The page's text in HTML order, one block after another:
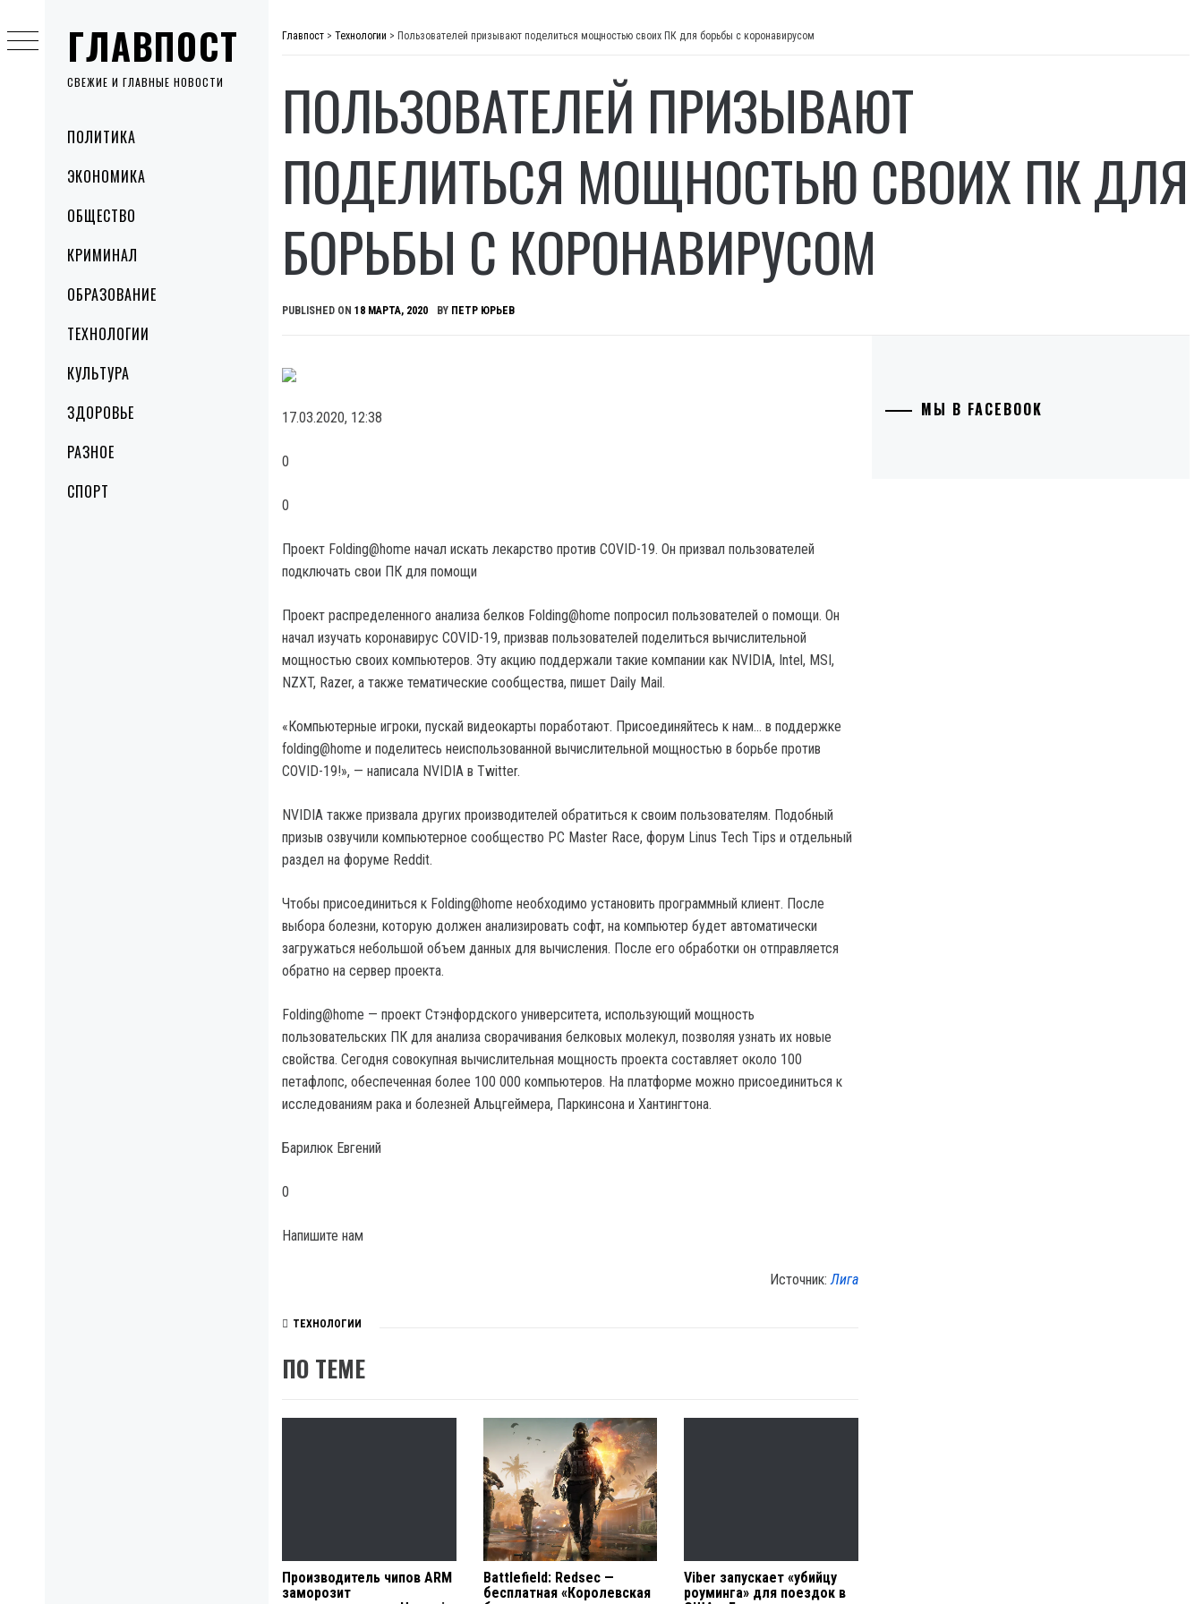
ГЛАВПОСТ
СВЕЖИЕ И ГЛАВНЫЕ НОВОСТИ
MenuПОЛИТИКА
ЭКОНОМИКА
ОБЩЕСТВО
КРИМИНАЛ
ОБРАЗОВАНИЕ
ТЕХНОЛОГИИ
КУЛЬТУРА
ЗДОРОВЬЕ
РАЗНОЕ
СПОРТ
to
content
Главпост > Технологии > Пользователей призывают поделиться мощностью своих ПК для борьбы с коронавирусом
ПОЛЬЗОВАТЕЛЕЙ ПРИЗЫВАЮТ
ПОДЕЛИТЬСЯ МОЩНОСТЬЮ СВОИХ ПК ДЛЯ
БОРЬБЫ С КОРОНАВИРУСОМ
PUBLISHED ON 18 МАРТА, 2020 BY ПЕТР ЮРЬЕВ
17.03.2020, 12:38
0
0
Проект Folding@home начал искать лекарство против COVID-19. Он призвал пользователей
подключать свои ПК для помощи
Проект распределенного анализа белков Folding@home попросил пользователей о помощи. Он
начал изучать коронавирус COVID-19, призвав пользователей поделиться вычислительной
мощностью своих компьютеров. Эту акцию поддержали такие компании как NVIDIA, Intel, MSI,
NZXT, Razer, а также тематические сообщества, пишет Daily Mail.
«Компьютерные игроки, пускай видеокарты поработают. Присоединяйтесь к нам… в поддержке
folding@home и поделитесь неиспользованной вычислительной мощностью в борьбе против
COVID-19!», — написала NVIDIA в Twitter.
NVIDIA также призвала других производителей обратиться к своим пользователям. Подобный
призыв озвучили компьютерное сообщество PC Mаster Race, форум Linus Tech Tips и отдельный
раздел на форуме Reddit.
Чтобы присоединиться к Folding@home необходимо установить программный клиент. После
выбора болезни, которую должен анализировать софт, на компьютер будет автоматически
загружаться небольшой объем данных для вычисления. После его обработки он отправляется
обратно на сервер проекта.
Folding@home — проект Стэнфордского университета, использующий мощность
пользовательских ПК для анализа сворачивания белковых молекул, позволяя узнать их новые
свойства. Сегодня совокупная вычислительная мощность проекта составляет около 100
петафлопс, обеспеченная более 100 000 компьютеров. На платформе можно присоединиться к
исследованиям рака и болезней Альцгеймера, Паркинсона и Хантингтона.
Барилюк Евгений
0
Напишите нам
Источник:Лига
ТЕХНОЛОГИИ
ПО ТЕМЕ
Производитель чипов ARM
заморозит
Battlefield: Redsec —
бесплатная «Королевская
Viber запускает «убийцу
роуминга» для поездок в
МЫ В FACEBOOK